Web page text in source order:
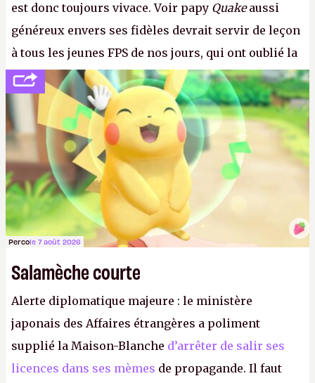
est donc toujours vivace. Voir papy Quakeaussi
généreux envers ses fidèles devrait servir de leçon
à tous les jeunes FPS de nos jours, qui ont oublié la
politesse et le respect envers leurs joueurs et les
anciens. Il leur faudrait une bonne guerre des
consoles à ces petits cons !
Percole 7 août 2026
Salamèche courte
Alerte diplomatique majeure : le ministère
japonais des Affaires étrangères a poliment
supplié la Maison-Blanche d’arrêter de salir ses
licences dans ses mèmes de propagande. Il faut